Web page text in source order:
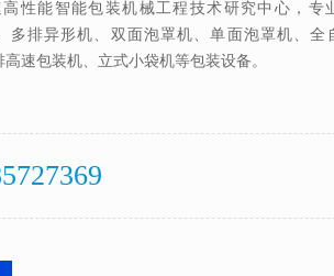
性能智能包装机械工程技术研究中心，专
多排异形机、双面泡罩机、单面泡罩机、
速包装机、立式小袋机等包装设备。